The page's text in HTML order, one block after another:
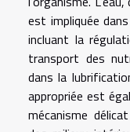
est impliquée
incluant la
transport des
dans la
appropriée est
mécanisme